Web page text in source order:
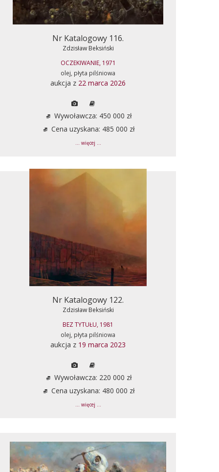
Nr Katalogowy 116.
Zdzisław Beksiński
OCZEKIWANIE, 1971
olej, płyta pilśniowa
aukcja z 22 marca 2026
Wywoławcza: 450 000 zł
Cena uzyskana: 485 000 zł
... więcej ...
Nr Katalogowy 122.
Zdzisław Beksiński
BEZ TYTUŁU, 1981
olej, płyta pilśniowa
aukcja z 19 marca 2023
Wywoławcza: 220 000 zł
Cena uzyskana: 480 000 zł
... więcej ...